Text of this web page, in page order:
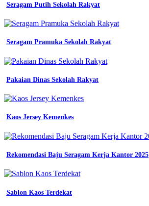
Pada
Seragam
Baju
profesional
bedjo
pada
logo
bet
nama
bordir
sekolah
sd
sma
Seragam Putih Sekolah Rakyat
Seragam Pramuka Sekolah Rakyat
Pakaian Dinas Sekolah Rakyat
Kaos Jersey Kemenkes
Rekomendasi Baju Seragam Kerja Kantor 2025
Sablon Kaos Terdekat